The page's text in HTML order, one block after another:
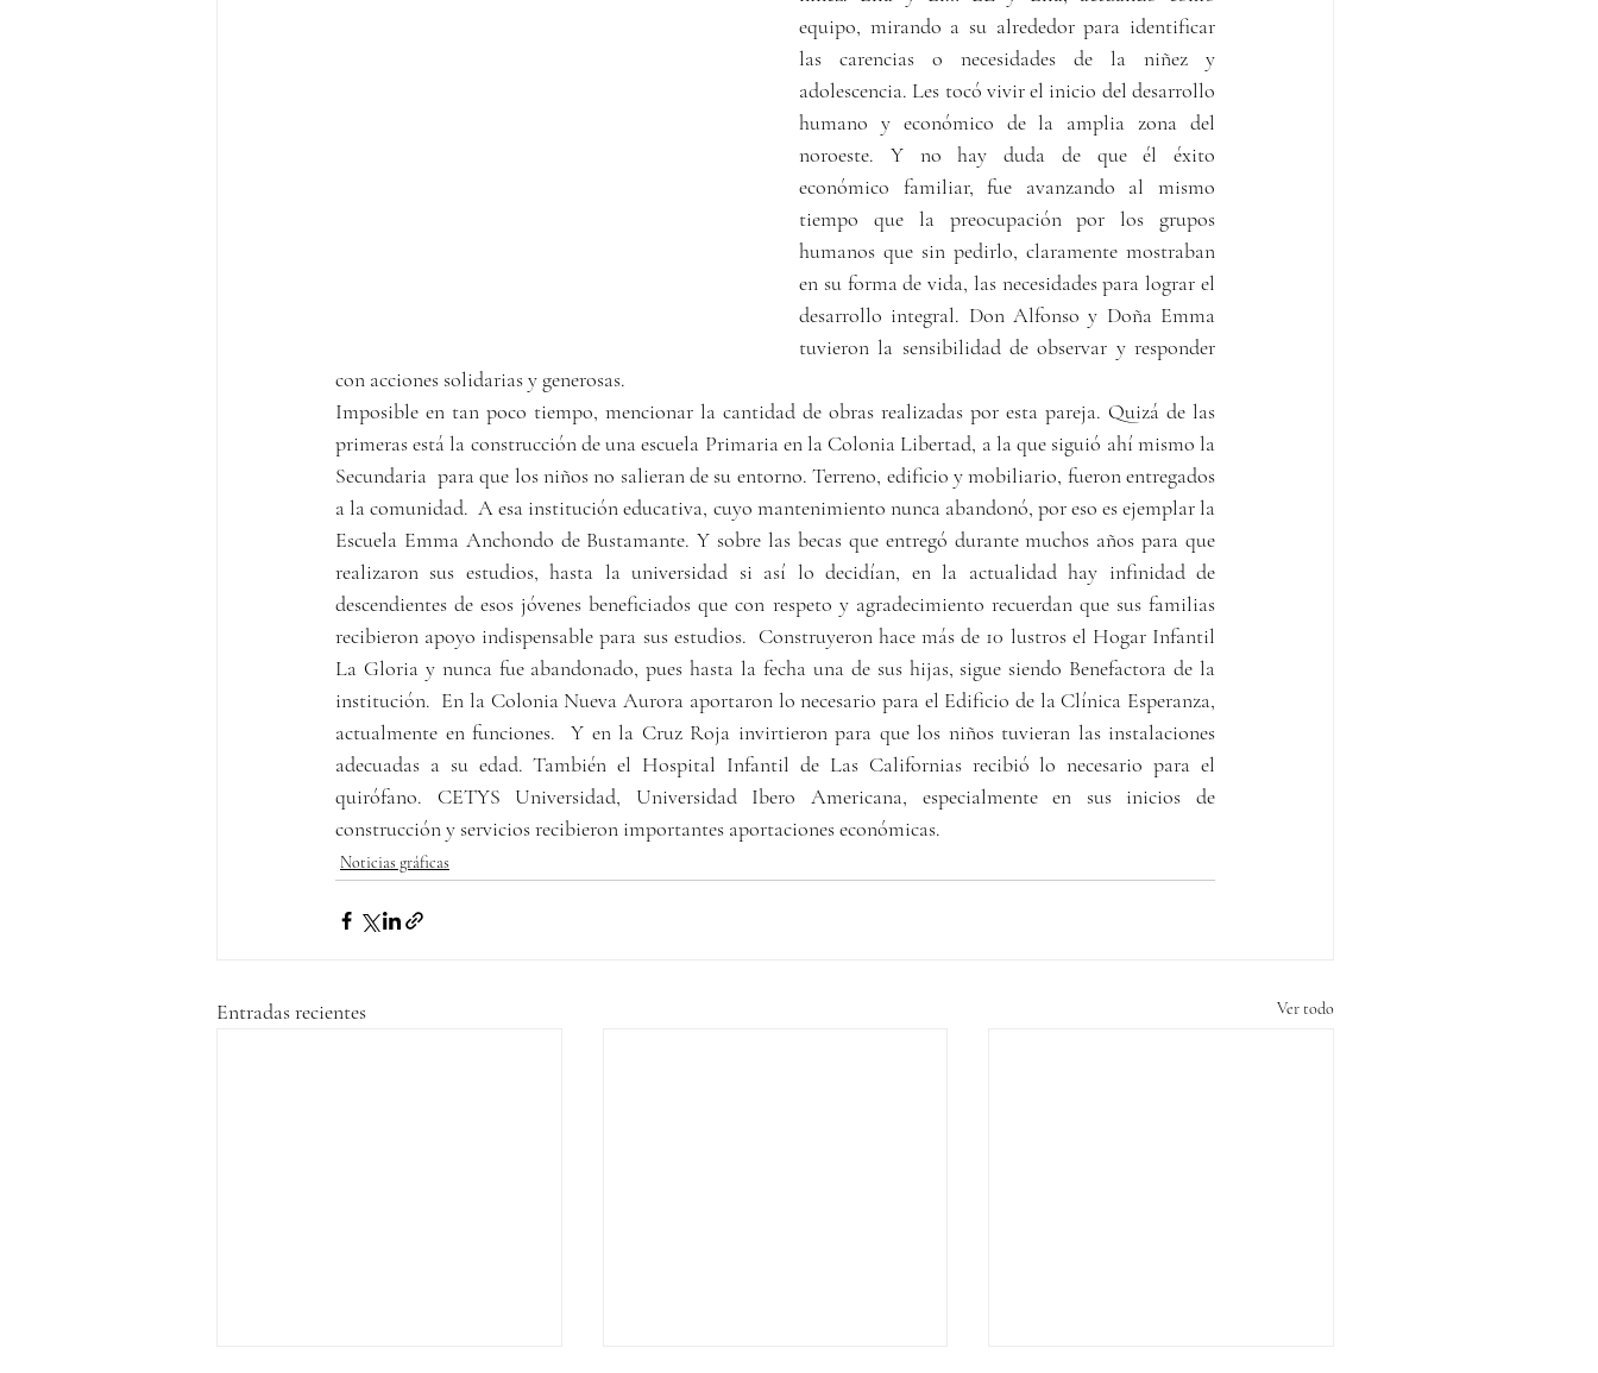
equipo, mirando a su alrededor para identificar
las carencias o necesidades de la niñez y
adolescencia. Les tocó vivir el inicio del desarrollo
humano y económico de la amplia zona del
noroeste. Y no hay duda de que él éxito
económico familiar, fue avanzando al mismo
tiempo que la preocupación por los grupos
humanos que sin pedirlo, claramente mostraban
en su forma de vida, las necesidades para lograr el
desarrollo integral. Don Alfonso y Doña Emma
tuvieron la sensibilidad de observar y responder
con acciones solidarias y generosas.
Imposible en tan poco tiempo, mencionar la cantidad de obras realizadas por esta pareja. Quizá de las
primeras está la construcción de una escuela Primaria en la Colonia Libertad, a la que siguió ahí mismo la
Secundaria  para que los niños no salieran de su entorno. Terreno, edificio y mobiliario, fueron entregados
a la comunidad.  A esa institución educativa, cuyo mantenimiento nunca abandonó, por eso es ejemplar la
Escuela Emma Anchondo de Bustamante. Y sobre las becas que entregó durante muchos años para que
realizaron sus estudios, hasta la universidad si así lo decidían, en la actualidad hay infinidad de
descendientes de esos jóvenes beneficiados que con respeto y agradecimiento recuerdan que sus familias
recibieron apoyo indispensable para sus estudios.  Construyeron hace más de 10 lustros el Hogar Infantil
La Gloria y nunca fue abandonado, pues hasta la fecha una de sus hijas, sigue siendo Benefactora de la
institución.  En la Colonia Nueva Aurora aportaron lo necesario para el Edificio de la Clínica Esperanza,
actualmente en funciones.  Y en la Cruz Roja invirtieron para que los niños tuvieran las instalaciones
adecuadas a su edad. También el Hospital Infantil de Las Californias recibió lo necesario para el
quirófano. CETYS Universidad, Universidad Ibero Americana, especialmente en sus inicios de
construcción y servicios recibieron importantes aportaciones económicas.
Noticias gráficas
Entradas recientes Ver todo